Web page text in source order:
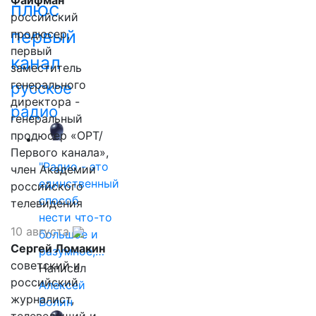
плюс
первый
канал
русское
радио
"Радио - это
единственный
способ
нести что-то
большое и
разумное,…
Написал
Алексей
Волин
российский
продюсер,
первый
заместитель
генерального
директора -
генеральный
продюсер «ОРТ/
Первого канала»,
член Академии
российского
телевидения
10 августа
Сергей Ломакин
советский и
российский
журналист,